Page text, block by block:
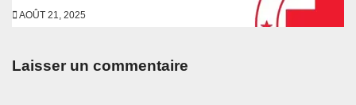
AOÛT 21, 2025
Laisser un commentaire